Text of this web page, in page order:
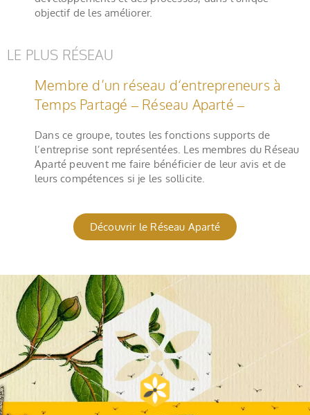
objectif de les améliorer.
LE PLUS RÉSEAU
Membre d’un réseau d‘entrepreneurs à
Temps Partagé – Réseau Aparté –
Dans ce groupe, toutes les fonctions supports de
l’entreprise sont représentées. Les membres du Réseau
Aparté peuvent me faire bénéficier de leur avis et de
leurs compétences si je les sollicite.
Découvrir le Réseau Aparté